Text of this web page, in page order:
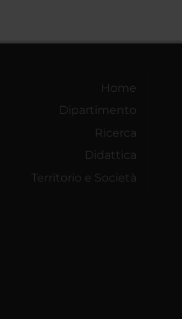
Home
Dipartimento
Ricerca
Didattica
Territorio e Società